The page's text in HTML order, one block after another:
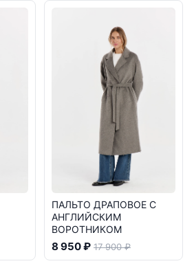
ПАЛЬТО ДРАПОВОЕ С
АНГЛИЙСКИМ
ВОРОТНИКОМ
8 950 ₽ 17 900 ₽